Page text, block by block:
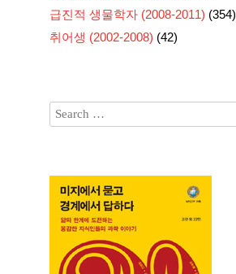
급진적 생물학자 (2008-2011) (354)
취어생 (2002-2008) (42)